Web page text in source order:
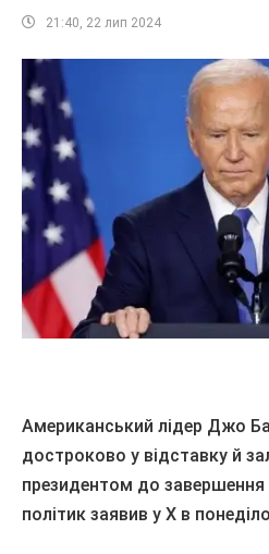
21:40, 22 лип 2024
Американський лідер Джо
достроково у відставку й
президентом до завершення
політик заявив у X в